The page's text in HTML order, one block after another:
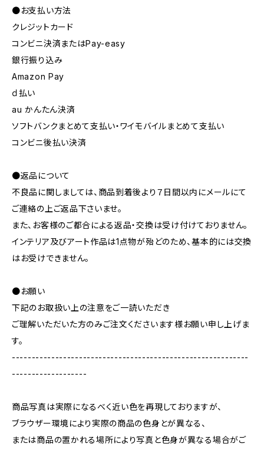
●お支払い方法
クレジットカード
コンビニ決済またはPay-easy
銀行振り込み
Amazon Pay
ｄ払い
au かんたん決済
ソフトバンクまとめて支払い・ワイモバイルまとめて支払い
コンビニ後払い決済
●返品について
不良品に関しましては、商品到着後より７日間以内にメールにて
ご連絡の上ご返品下さいませ。
また、お客様のご都合による返品・交換は受け付けておりません。
インテリア及びアート作品は1点物が殆どのため、基本的には交換
はお受けできません。
●お願い
下記のお取扱い上の注意をご一読いただき
ご理解いただいた方のみご注文くださいます様お願い申し上げま
す。
------------------------------------------------------------
-------------------
商品写真は実際になるべく近い色を再現しておりますが、
ブラウザー環境により実際の商品の色身とが異なる、
または商品の置かれる場所により写真と色身が異なる場合がご